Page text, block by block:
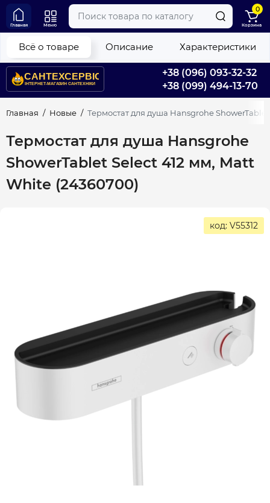
+38 (096) 093-32-32
+38 (099) 494-13-70
Главная Меню
0
Корзина
Главная Новые Термостат для душа Hansgrohe
Термостат для душа Hansgrohe
ShowerTablet Select 412 мм, Matt
White (24360700)
Всё о товаре Описание Характеристики
код: V55312